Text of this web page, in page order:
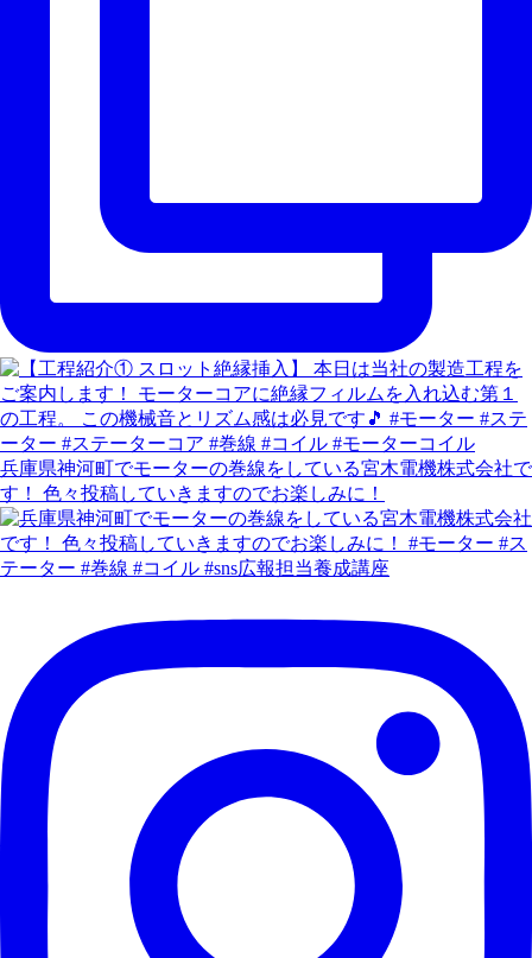
兵庫県神河町でモーターの巻線をしている宮木電機株式会社で
す！ 色々投稿していきますのでお楽しみに！